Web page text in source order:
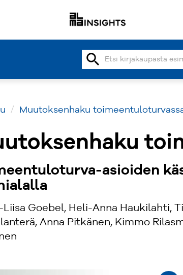
search
Muutoksenhaku
asioiden
Liisa Goebel, Heli-Anna Haukilahti,
Anna Pitkänen, Kimmo